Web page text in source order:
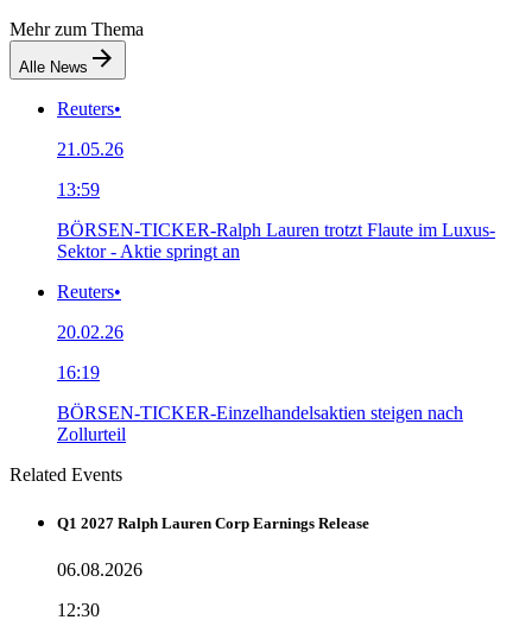
Mehr zum Thema
Alle News
Reuters•
21.05.26
13:59
BÖRSEN-TICKER-Ralph Lauren trotzt Flaute im Luxus-
Sektor - Aktie springt an
Reuters•
20.02.26
16:19
BÖRSEN-TICKER-Einzelhandelsaktien steigen nach
Zollurteil
Related Events
Q1 2027 Ralph Lauren Corp Earnings Release
06.08.2026
12:30